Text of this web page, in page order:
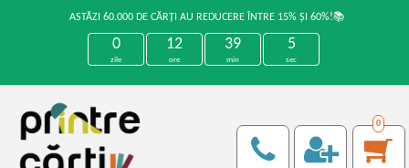
ASTĂZI 60.000 DE CĂRȚI AU REDUCERE ÎNTRE 15% ȘI 60%!📚
0
zile
12
ore
39
min
5
sec
0